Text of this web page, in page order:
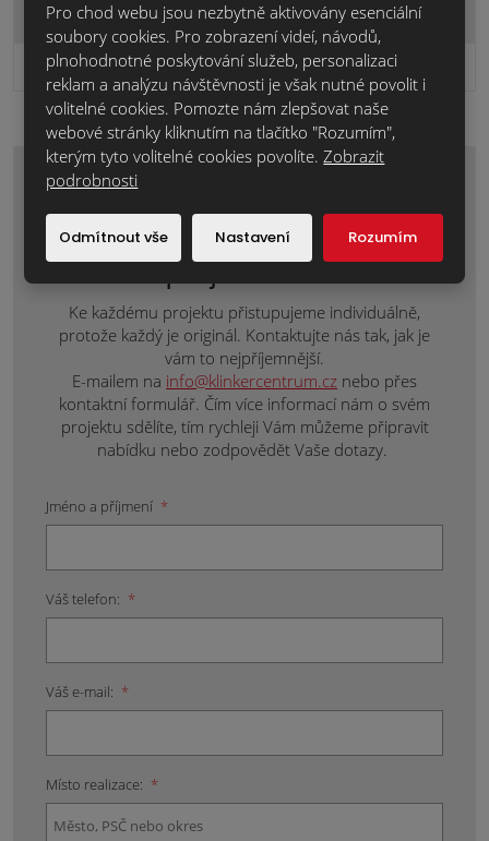
Cena za ks: 753,0 Kč
nějaké dotazy? Napište nám o
individuální nezávaznou nabídku nebo
Ke každému projektu přistupujeme individuálně,
protože každý je originál. Kontaktujte nás tak, jak je
vám to nejpříjemnější.
E-mailem na info@klinkercentrum.cz nebo přes
kontaktní formulář. Čím více informací nám o svém
projektu sdělíte, tím rychleji Vám můžeme připravit
nabídku nebo zodpovědět Vaše dotazy.
Jméno a příjmení *
Váš telefon: *
Váš e-mail: *
Místo realizace: *
Pro chod webu jsou nezbytně aktivovány esenciální
soubory cookies. Pro zobrazení videí, návodů,
plnohodnotné poskytování služeb, personalizaci
reklam a analýzu návštěvnosti je však nutné povolit i
volitelné cookies. Pomozte nám zlepšovat naše
webové stránky kliknutím na tlačítko "Rozumím",
kterým tyto volitelné cookies povolíte.Zobrazit
podrobnosti
Odmítnout vše Nastavení Rozumím